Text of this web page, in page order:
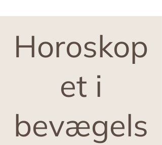
Horoskop
et i
bevægels